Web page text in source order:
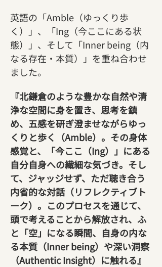
英語の「Amble（ゆっくり歩
く）」、「Ing（今ここにある状
態）」、そして「Inner being（内
なる存在・本質）」を重ね合わせ
ました。
『北鎌倉のような豊かな自然や清
浄な空間に身を置き、思考を鎮
め、五感を研ぎ澄ませながらゆっ
くりと歩く（Amble）。その身体
感覚と、「今ここ（Ing）」にある
自分自身への繊細な気づき。そし
て、ジャッジせず、ただ聴き合う
内省的な対話（リフレクティブト
ーク）。このプロセスを通じて、
頭で考えることから解放され、ふ
と「空」になる瞬間、自身の内な
る本質（Inner being）や深い洞察
（Authentic Insight）に触れる』